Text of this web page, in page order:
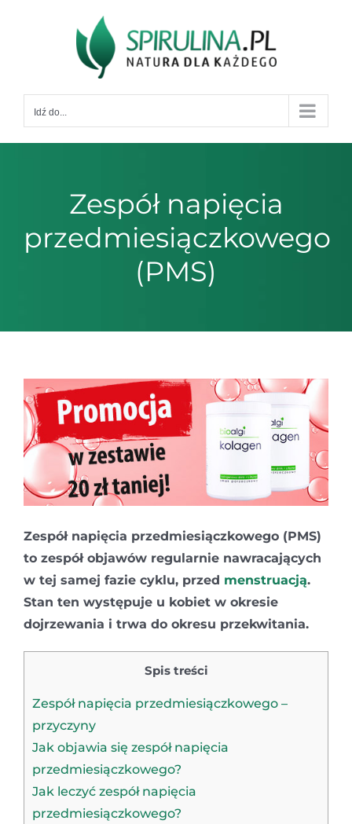
Idź do...
Zespół napięcia
przedmiesiączkowego
(PMS)
Zespół napięcia przedmiesiączkowego (PMS)
to zespół objawów regularnie nawracających
w tej samej fazie cyklu, przed menstruacją.
Stan ten występuje u kobiet w okresie
dojrzewania i trwa do okresu przekwitania.
Spis treści
Zespół napięcia przedmiesiączkowego –
przyczyny
Jak objawia się zespół napięcia
przedmiesiączkowego?
Jak leczyć zespół napięcia
przedmiesiączkowego?